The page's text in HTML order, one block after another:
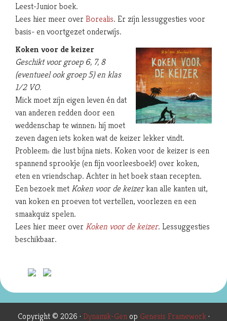
Leest-Junior boek.
Lees hier meer overBorealis. Er zijn lessuggesties voor
basis- en voortgezet onderwijs.
Koken voor de keizer
Geschikt voor groep 6, 7, 8
(eventueel ook groep 5) en klas
1/2 VO.
Mick moet zijn eigen leven én dat
van anderen redden door een
weddenschap te winnen: hij moet
zeven dagen iets koken wat de keizer lekker vindt.
Probleem: die lust bijna niets. Koken voor de keizer is een
spannend sprookje (en fijn voorleesboek!) over koken,
eten en vriendschap. Achter in het boek staan recepten.
Een bezoek met Koken voor de keizerkan alle kanten uit,
van koken en proeven tot vertellen, voorlezen en een
smaakquiz spelen.
Lees hier meer over Koken voor de keizer. Lessuggesties
beschikbaar.
Copyright © 2026 · Dynamik-Genop Genesis Framework·